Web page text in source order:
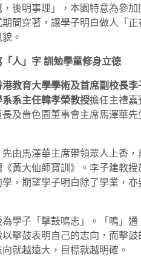
後明事理」，本園特意為參
間穿著，讓學子明白做人「
。
人」字訓勉學童修身立德
港教育大學學術及首席副校長
系主任韓孝榮教授擔任主禮
及嗇色園董事會主席馬澤華
由馬澤華主席帶領眾人上香，
黃大仙師寶訓》。李子建教
，期望學子明白除了學業，
學子「擊鼓鳴志」。「鳴」
以擊鼓表明自己的志向，而擊
就越遠大，目標就越明確。